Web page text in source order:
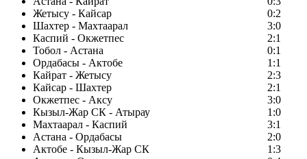
Жетысу - Кайсар
0:2
Шахтер - Махтаарал
3:0
Каспий - Окжетпес
2:1
Тобол - Астана
0:1
Ордабасы - Актобе
1:1
Кайрат - Жетысу
2:3
Кайсар - Шахтер
2:1
Окжетпес - Аксу
3:0
Кызыл-Жар СК - Атырау
1:0
Махтаарал - Каспий
3:1
Астана - Ордабасы
2:0
Актобе - Кызыл-Жар СК
1:3